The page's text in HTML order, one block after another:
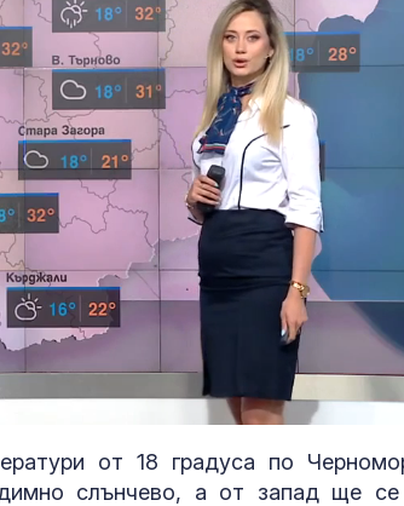
от 18 градуса по
слънчево, а от запад ще се